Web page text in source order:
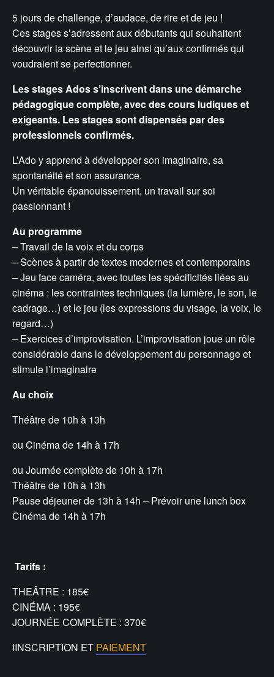
5 jours de challenge, d’audace, de rire et de jeu !
Ces stages s’adressent aux débutants qui souhaitent
découvrir la scène et le jeu ainsi qu’aux confirmés qui
voudraient se perfectionner.
Les stages Ados s’inscrivent dans une démarche
pédagogique complète, avec des cours ludiques et
exigeants. Les stages sont dispensés par des
professionnels confirmés.
L’Ado y apprend à développer son imaginaire, sa
spontanéité et son assurance.
Un véritable épanouissement, un travail sur soi
passionnant !
Au programme
– Travail de la voix et du corps
– Scènes à partir de textes modernes et contemporains
– Jeu face caméra, avec toutes les spécificités liées au
cinéma : les contraintes techniques (la lumière, le son, le
cadrage…) et le jeu (les expressions du visage, la voix, le
regard…)
– Exercices d’improvisation. L’improvisation joue un rôle
considérable dans le développement du personnage et
stimule l’imaginaire
Au choix
Théâtre de 10h à 13h
ou Cinéma de 14h à 17h
ou Journée complète de 10h à 17h
Théâtre de 10h à 13h
Pause déjeuner de 13h à 14h – Prévoir une lunch box
Cinéma de 14h à 17h
Tarifs :
THEÂTRE : 185€
CINÉMA : 195€
JOURNÉE COMPLÈTE : 370€
IINSCRIPTION ET PAIEMENT